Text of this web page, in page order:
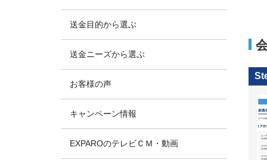
送金目的から選ぶ
送金ニーズから選ぶ
お客様の声
キャンペーン情報
EXPAROのテレビＣＭ・動画